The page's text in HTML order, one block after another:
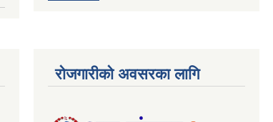
रोजगारीको अवसरका लागि